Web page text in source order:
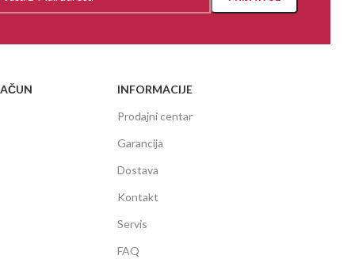
INFORMACIJE
Prodajni centar
Garancija
Dostava
Kontakt
Servis
FAQ